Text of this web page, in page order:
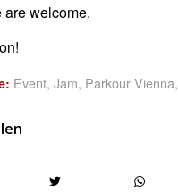
welcome.
Event, Jam, Parkour Vienna,